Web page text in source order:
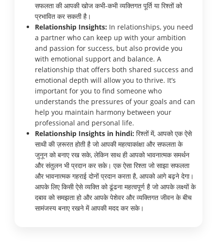
सफलता की आपकी खोज कभी-कभी व्यक्तिगत पूर्ति या रिश्तों को
प्रभावित कर सकती है।
Relationship Insights: In relationships, you need
a partner who can keep up with your ambition
and passion for success, but also provide you
with emotional support and balance. A
relationship that offers both shared success and
emotional depth will allow you to thrive. It’s
important for you to find someone who
understands the pressures of your goals and can
help you maintain harmony between your
professional and personal life.
Relationship Insights in hindi: रिश्तों में, आपको एक ऐसे
साथी की ज़रूरत होती है जो आपकी महत्वाकांक्षा और सफलता के
जुनून को बनाए रख सके, लेकिन साथ ही आपको भावनात्मक समर्थन
और संतुलन भी प्रदान कर सके। एक ऐसा रिश्ता जो साझा सफलता
और भावनात्मक गहराई दोनों प्रदान करता है, आपको आगे बढ़ने देगा।
आपके लिए किसी ऐसे व्यक्ति को ढूंढना महत्वपूर्ण है जो आपके लक्ष्यों के
दबाव को समझता हो और आपके पेशेवर और व्यक्तिगत जीवन के बीच
सामंजस्य बनाए रखने में आपकी मदद कर सके।